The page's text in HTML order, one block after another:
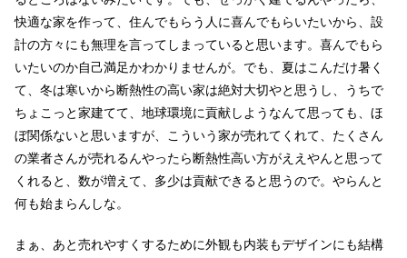
快適な家を作って、住んでもらう人に喜んでもらいたいから、設
計の方々にも無理を言ってしまっていると思います。喜んでもら
いたいのか自己満足かわかりませんが。でも、夏はこんだけ暑く
て、冬は寒いから断熱性の高い家は絶対大切やと思うし、うちで
ちょこっと家建てて、地球環境に貢献しようなんて思っても、ほ
ぼ関係ないと思いますが、こういう家が売れてくれて、たくさん
の業者さんが売れるんやったら断熱性高い方がええやんと思って
くれると、数が増えて、多少は貢献できると思うので。やらんと
何も始まらんしな。
まぁ、あと売れやすくするために外観も内装もデザインにも結構